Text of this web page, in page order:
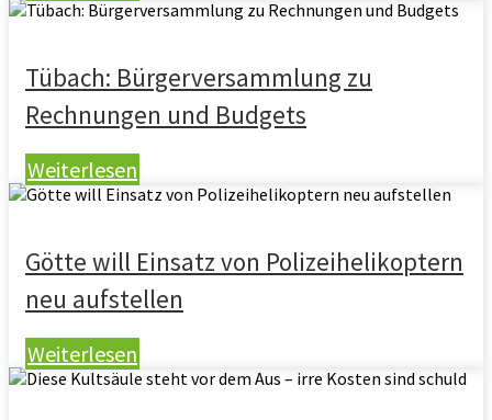
Tübach: Bürgerversammlung zu
Rechnungen und Budgets
Weiterlesen
Götte will Einsatz von Polizeihelikoptern
neu aufstellen
Weiterlesen